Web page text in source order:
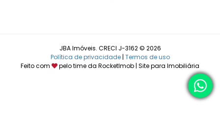
JBA Imóveis. CRECI J-3162 © 2026
Política de privacidade| Termos de uso
Feito com
pelo time da RocketImob | Site para Imobiliária